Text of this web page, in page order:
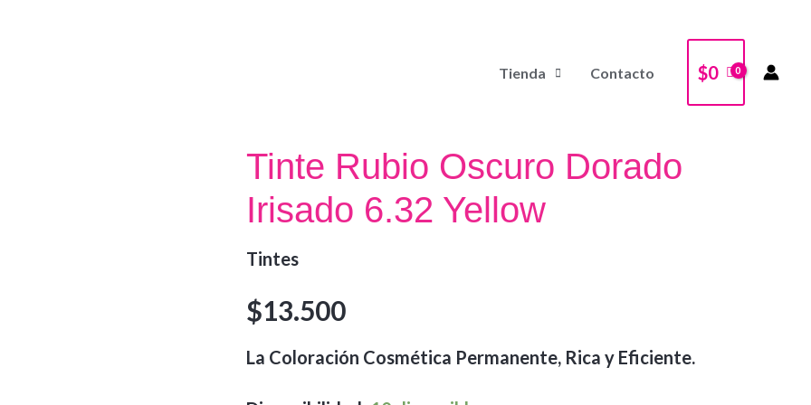
Tienda Contacto $0
Tinte Rubio Oscuro Dorado
Irisado 6.32 Yellow
Tintes
$13.500
La Coloración Cosmética Permanente, Rica y Eficiente.